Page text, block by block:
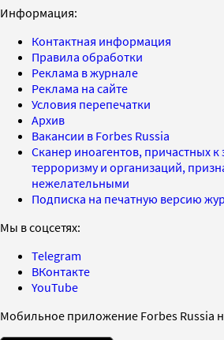
Информация:
Контактная информация
Правила обработки
Реклама в журнале
Реклама на сайте
Условия перепечатки
Архив
Вакансии в Forbes Russia
Сканер иноагентов, причастных к
терроризму и организаций,
нежелательными
Подписка на печатную версию
Мы в соцсетях:
Telegram
ВКонтакте
YouTube
Мобильное приложение Forbes Russia